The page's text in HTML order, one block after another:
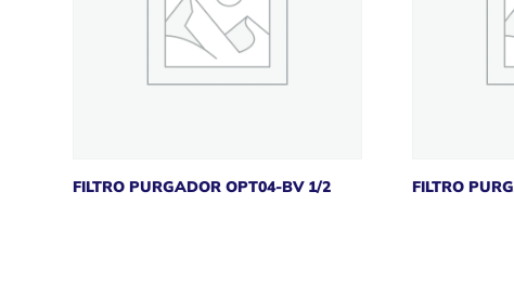
FILTRO PURGADOR OPT04-BV 1/2 FILTRO